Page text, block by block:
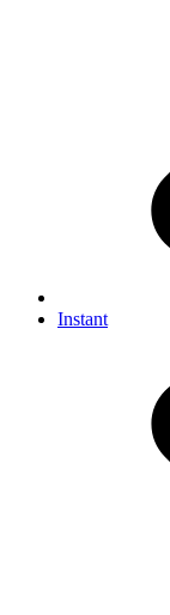
Instant